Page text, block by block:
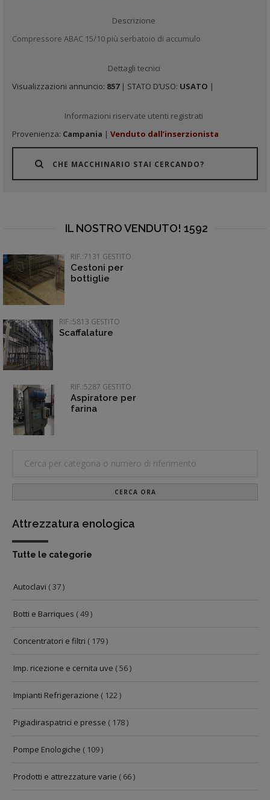
Descrizione
Compressore ABAC 15/10 più serbatoio di accumulo
Dettagli tecnici
Visualizzazioni annuncio: 857| STATO D’USO: USATO |
Informazioni riservate utenti registrati
Provenienza: Campania | Venduto dall’inserzionista
CHE MACCHINARIO STAI CERCANDO?
IL NOSTRO VENDUTO! 1592
RIF.:7131 GESTITO
Cestoni per
bottiglie
RIF.:5813 GESTITO
Scaffalature
RIF.:5287 GESTITO
Aspiratore per
farina
CERCA ORA
Attrezzatura enologica
Tutte le categorie
Autoclavi ( 37 )
Botti e Barriques ( 49 )
Concentratori e filtri ( 179 )
Imp. ricezione e cernita uve ( 56 )
Impianti Refrigerazione ( 122 )
Pigiadiraspatrici e presse ( 178 )
Pompe Enologiche ( 109 )
Prodotti e attrezzature varie ( 66 )